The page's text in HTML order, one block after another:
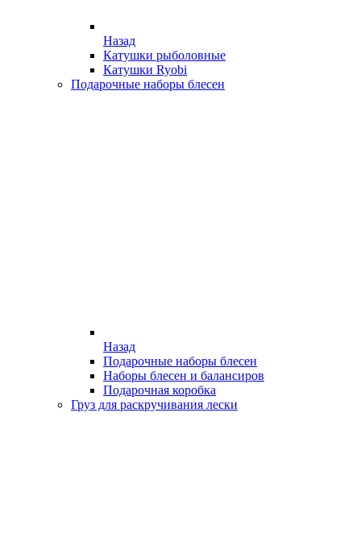
Назад
Катушки рыболовные
Катушки Ryobi
Подарочные наборы блесен
Назад
Подарочные наборы блесен
Наборы блесен и балансиров
Подарочная коробка
Груз для раскручивания лески